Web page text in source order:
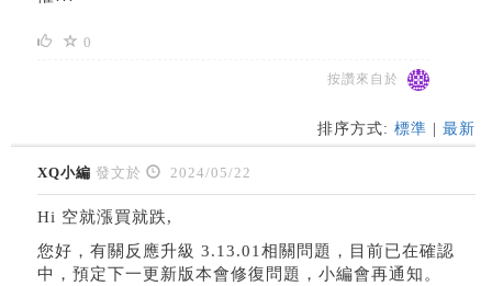
0
按讚來自於
排序方式: 標準 最新
XQ小編 發文於 2024/05/22
Hi 空就漲買就跌,
您好，有關反應升級 3.13.01相關問題，目前已在確認
中，預定下一更新版本會修復問題，小編會再通知。